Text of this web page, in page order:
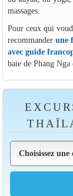
massages.
Pour ceux qui
recommander une
avec guide
baie de Phang